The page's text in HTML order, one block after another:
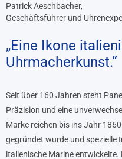
Patrick Aeschbacher,
Geschäftsführer und
„Eine Ikone
Uhrmacherkunst.“
Seit über 160 Jahren steht
Präzision und eine
Marke reichen bis ins Jahr
gegründet wurde und spezielle
italienische Marine entwickelte.